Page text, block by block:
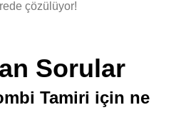
çözülüyor!
Sorular
Tamiri için ne